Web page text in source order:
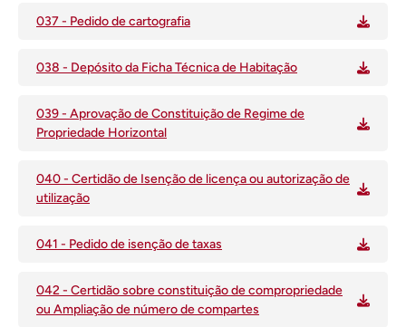
037 - Pedido de cartografia
038 - Depósito da Ficha Técnica de Habitação
039 - Aprovação de Constituição de Regime de
Propriedade Horizontal
040 - Certidão de Isenção de licença ou autorização de
utilização
041 - Pedido de isenção de taxas
042 - Certidão sobre constituição de compropriedade
ou Ampliação de número de compartes